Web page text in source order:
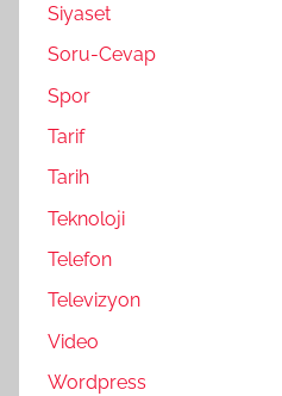
Siyaset
Soru-Cevap
Spor
Tarif
Tarih
Teknoloji
Telefon
Televizyon
Video
Wordpress